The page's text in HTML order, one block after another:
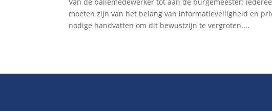
moeten zijn van het belang van informatieveiligheid en
nodige handvatten om dit bewustzijn te vergroten....